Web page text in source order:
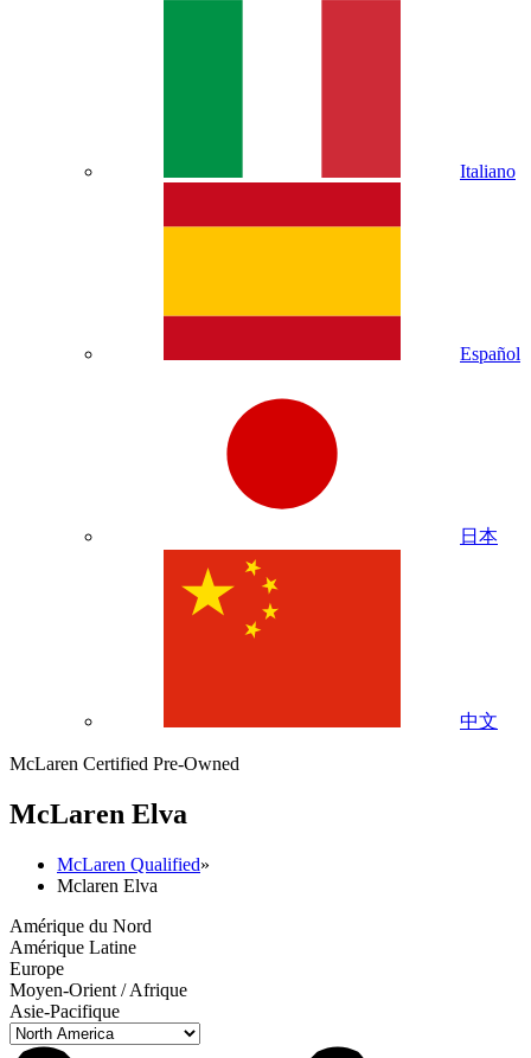
Italiano
Español
日本
中文
McLaren Certified Pre-Owned
McLaren Elva
McLaren Qualified»
Mclaren Elva
Amérique du Nord
Amérique Latine
Europe
Moyen-Orient / Afrique
Asie-Pacifique